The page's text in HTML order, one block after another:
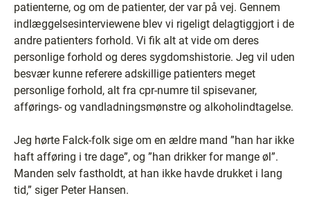
patienterne, og om de patienter, der var på vej. Gennem
indlæggelsesinterviewene blev vi rigeligt delagtiggjort i de
andre patienters forhold. Vi fik alt at vide om deres
personlige forhold og deres sygdomshistorie. Jeg vil uden
besvær kunne referere adskillige patienters meget
personlige forhold, alt fra cpr-numre til spisevaner,
afførings- og vandladningsmønstre og alkoholindtagelse.
Jeg hørte Falck-folk sige om en ældre mand ”han har ikke
haft afføring i tre dage”, og ”han drikker for mange øl”.
Manden selv fastholdt, at han ikke havde drukket i lang
tid,” siger Peter Hansen.